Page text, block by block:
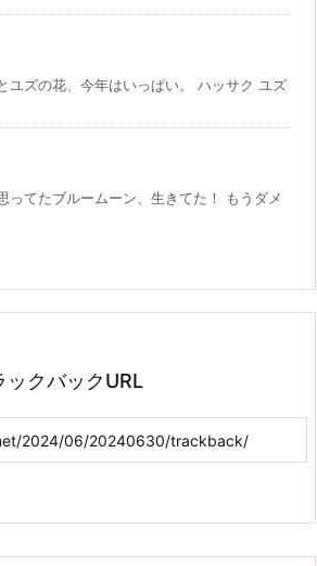
ユズの花、今年はいっぱい。 ハッサク ユズ
ってたブルームーン、生きてた！ もうダメ
ックバックURL